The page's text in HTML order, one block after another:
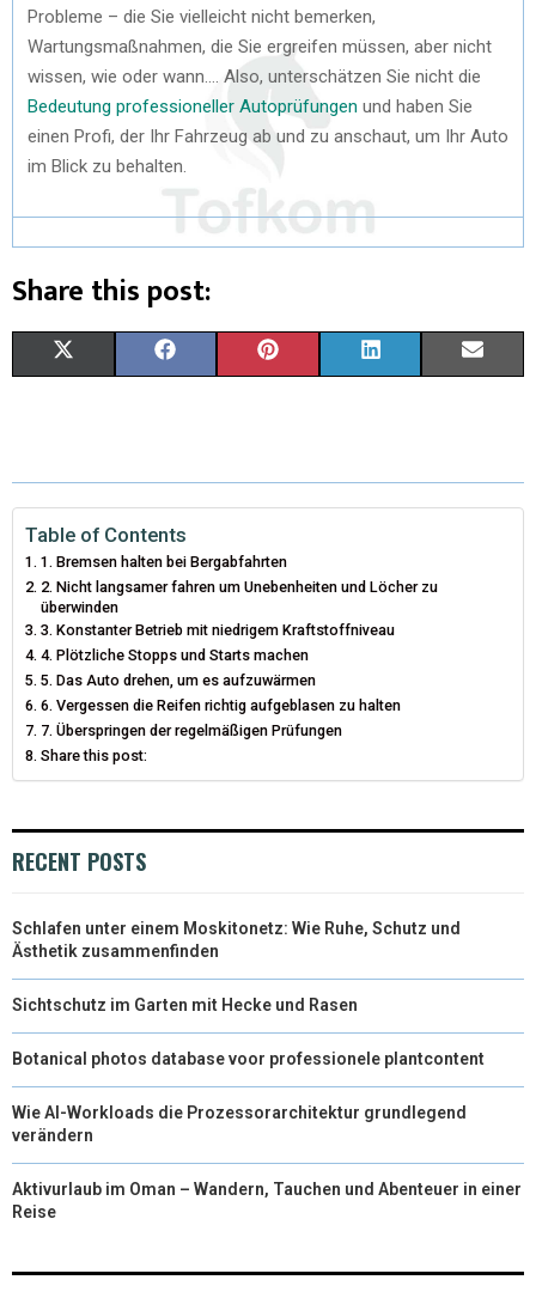
Probleme – die Sie vielleicht nicht bemerken,
Wartungsmaßnahmen, die Sie ergreifen müssen, aber nicht
wissen, wie oder wann…. Also, unterschätzen Sie nicht die
Bedeutung professioneller Autoprüfungen und haben Sie
einen Profi, der Ihr Fahrzeug ab und zu anschaut, um Ihr Auto
im Blick zu behalten.
Share this post:
W
T
T
E
R
)
E
O
K
T
S
T
K I
Table of Contents
1. Bremsen halten bei Bergabfahrten
2. Nicht langsamer fahren um Unebenheiten und Löcher zu
überwinden
3. Konstanter Betrieb mit niedrigem Kraftstoffniveau
4. Plötzliche Stopps und Starts machen
5. Das Auto drehen, um es aufzuwärmen
6. Vergessen die Reifen richtig aufgeblasen zu halten
7. Überspringen der regelmäßigen Prüfungen
Share this post:
RECENT POSTS
Schlafen unter einem Moskitonetz: Wie Ruhe, Schutz und
Ästhetik zusammenfinden
Sichtschutz im Garten mit Hecke und Rasen
Botanical photos database voor professionele plantcontent
Wie AI-Workloads die Prozessorarchitektur grundlegend
verändern
Aktivurlaub im Oman – Wandern, Tauchen und Abenteuer in einer
Reise